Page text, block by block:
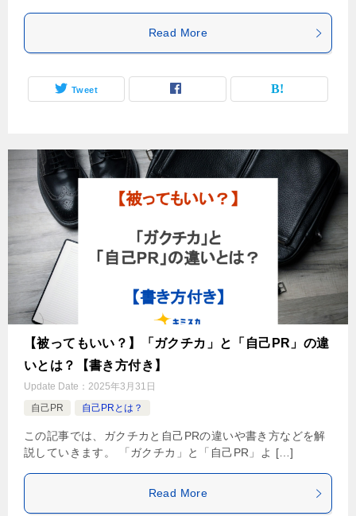
Read More
Tweet
【被ってもいい？】「ガクチカ」と「自己PR」の違
いとは？【書き方付き】
Update Date： 2025年3月31日
自己PR
自己PRとは？
この記事では、ガクチカと自己PRの違いや書き方などを解
説していきます。 「ガクチカ」と「自己PR」よ […]
Read More